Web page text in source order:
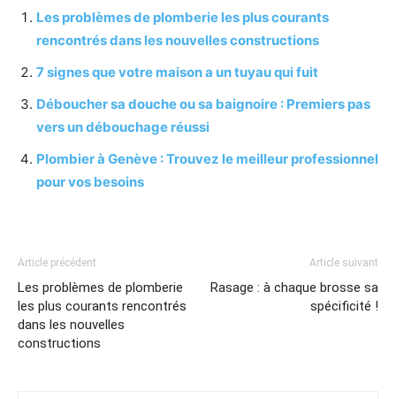
Les problèmes de plomberie les plus courants
rencontrés dans les nouvelles constructions
7 signes que votre maison a un tuyau qui fuit
Déboucher sa douche ou sa baignoire : Premiers pas
vers un débouchage réussi
Plombier à Genève : Trouvez le meilleur professionnel
pour vos besoins
Article précédent
Les problèmes de plomberie
les plus courants rencontrés
dans les nouvelles
constructions
Article suivant
Rasage : à chaque brosse sa
spécificité !